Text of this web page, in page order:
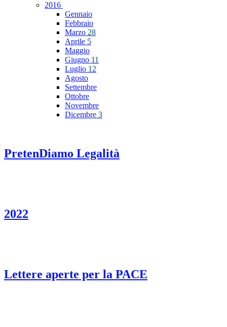
2016
Gennaio
Febbraio
Marzo 28
Aprile 5
Maggio
Giugno 11
Luglio 12
Agosto
Settembre
Ottobre
Novembre
Dicembre 3
PretenDiamo Legalità
2022
Lettere aperte per la PACE